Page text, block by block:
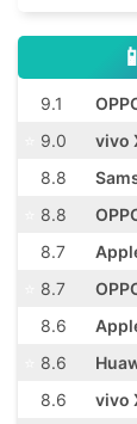
9.1
9.0
vivo
8.8
8.8
8.7
8.7
8.6
8.6
8.6
vivo